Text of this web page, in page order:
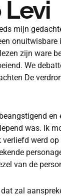
Levi
mijn
zijn ware
We
De
was. Ik
werd
van de
zal